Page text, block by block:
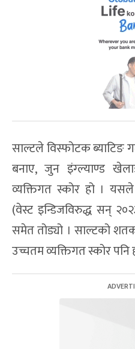
साल्टले विस्फोटक ब्याटिङ
बनाए, जुन इंग्ल्याण्ड
व्यक्तिगत स्कोर हो ।
(वेस्ट इन्डिजविरुद्ध सन्
समेत तोड्यो । साल्टको
उच्चतम व्यक्तिगत स्कोर पनि